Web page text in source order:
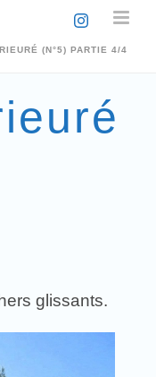
(N°5) PARTIE 4/4
glissants.